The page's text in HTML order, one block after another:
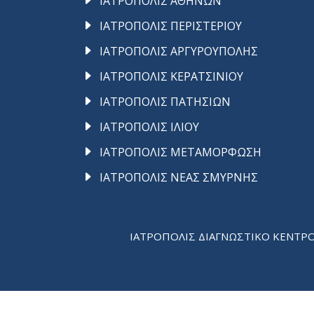
ΙΑΤΡΟΠΟΛΙΣ ΠΕΡΙΣΤΕΡΙΟΥ
ΙΑΤΡΟΠΟΛΙΣ ΑΡΓΥΡΟΥΠΟΛΗΣ
ΙΑΤΡΟΠΟΛΙΣ ΚΕΡΑΤΣΙΝΙΟΥ
ΙΑΤΡΟΠΟΛΙΣ ΠΑΤΗΣΙΩΝ
ΙΑΤΡΟΠΟΛΙΣ ΙΛΙΟΥ
ΙΑΤΡΟΠΟΛΙΣ ΜΕΤΑΜΟΡΦΩΣΗ
ΙΑΤΡΟΠΟΛΙΣ ΝΕΑΣ ΣΜΥΡΝΗΣ
ΙΑΤΡΟΠΟΛΙΣ ΔΙΑΓΝΩΣΤΙΚΟ